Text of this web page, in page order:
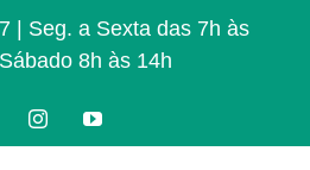
| Seg. a Sexta das 7h às
8h às 14h
FacebookInstagramYouTube